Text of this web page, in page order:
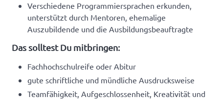
Verschiedene Programmiersprachen erkunden,
unterstützt durch Mentoren, ehemalige
Auszubildende und die Ausbildungsbeauftragte
Das solltest Du mitbringen:
Fachhochschulreife oder Abitur
gute schriftliche und mündliche Ausdrucksweise
Teamfähigkeit, Aufgeschlossenheit, Kreativität und